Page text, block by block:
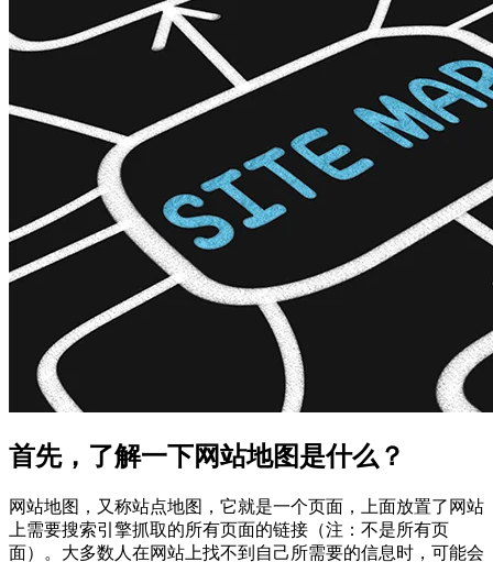
首先，了解一下网站地图是什么？
网站地图，又称站点地图，它就是一个页面，上面放置了网站
上需要搜索引擎抓取的所有页面的链接（注：不是所有页
面）。大多数人在网站上找不到自己所需要的信息时，可能会